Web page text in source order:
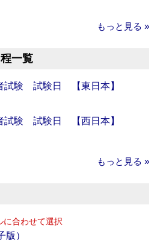
もっと見る »
一覧
試験 試験日 【東日本】
試験 試験日 【西日本】
もっと見る »
に合わせて選択
版）